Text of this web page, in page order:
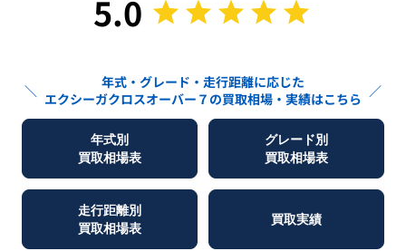
5.0
＼
年式・グレード・走行距離に応じた
エクシーガクロスオーバー７ の買取相場・実績はこちら ／
年式別
買取相場表
グレード別
買取相場表
走行距離別
買取相場表
買取実績